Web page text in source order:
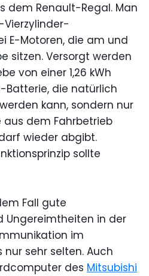
dem Renault-Regal. Man
Vierzylinder-
E-Motoren, die am und
sitzen. Versorgt werden
von einer 1,26 kWh
die natürlich
kann, sondern nur
aus dem Fahrbetrieb
wieder abgibt.
sollte
Fall gute
Ungereimtheiten in der
im
sehr selten. Auch
des Mitsubishi